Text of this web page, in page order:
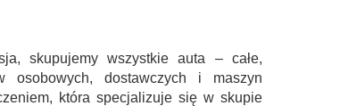
skupujemy wszystkie auta – całe,
osobowych, dostawczych i maszyn
która specjalizuje się w skupie